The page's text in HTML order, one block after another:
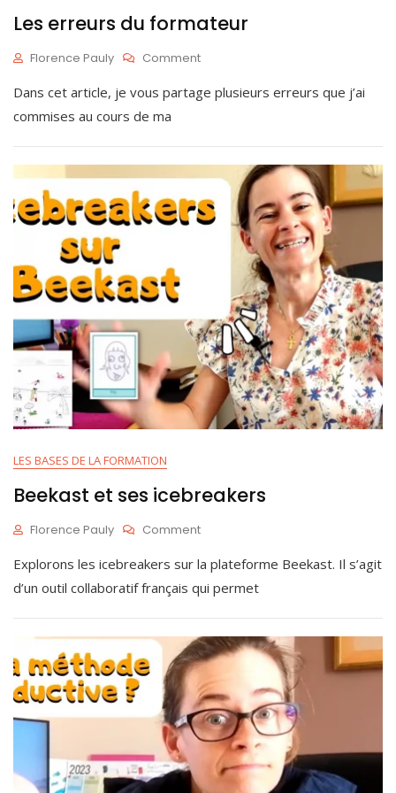
Les erreurs du formateur
U
I
1
2
,
2
0
Florence Pauly CommentOn
Erreurs
Dans cet article, je vous partage plusieurs erreurs que j’ai
commises au cours de ma
LES BASES DE LA FORMATION
Beekast et ses icebreakers
U
I
5
2
0
2
5
Florence Pauly CommentOn
Et
Ses
Icebreakers
Explorons les icebreakers sur la plateforme Beekast. Il s’agit
d’un outil collaboratif français qui permet